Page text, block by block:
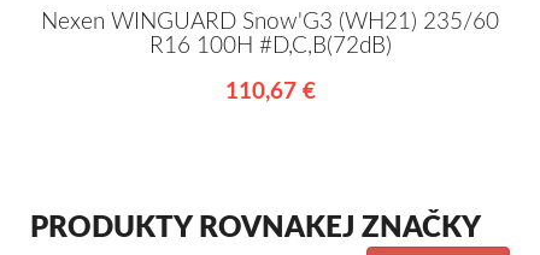
Nexen WINGUARD Snow'G3 (WH21) 235/60
R16 100H #D,C,B(72dB)
110,67 €
PRODUKTY ROVNAKEJ ZNAČKY